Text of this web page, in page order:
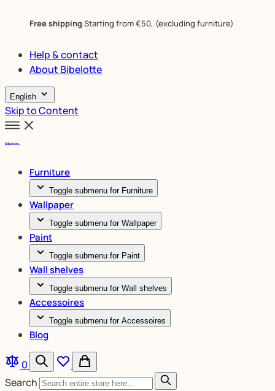
Free shipping Starting from €50, (excluding furniture)
Help & contact
About Bibelotte
English
Skip to Content
Furniture
Toggle submenu for Furniture
Wallpaper
Toggle submenu for Wallpaper
Paint
Toggle submenu for Paint
Wall shelves
Toggle submenu for Wall shelves
Accessoires
Toggle submenu for Accessoires
Blog
0
Search